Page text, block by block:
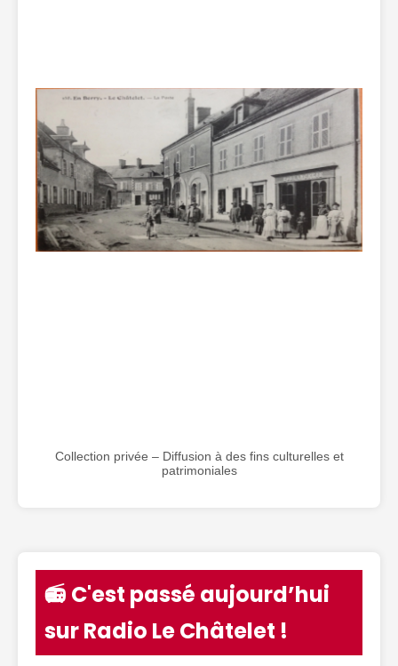
Collection privée – Diffusion à des fins culturelles et
patrimoniales
📻 C'est passé aujourd’hui
sur Radio Le Châtelet !